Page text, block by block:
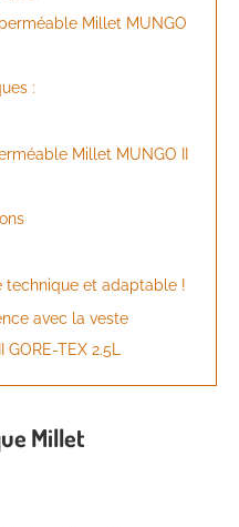
Millet MUNGO
:
Millet MUNGO II
technique et adaptable !
avec la veste
TEX 2.5L
Millet